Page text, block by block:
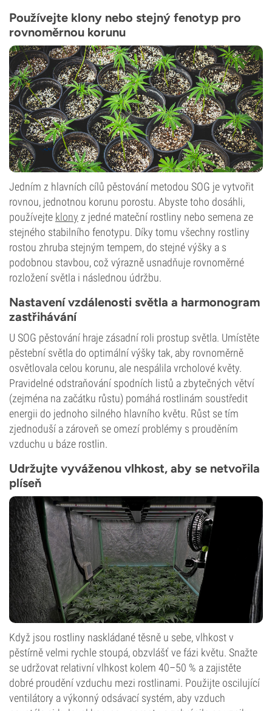
Používejte klony nebo stejný fenotyp pro
rovnoměrnou korunu
Jedním z hlavních cílů pěstování metodou SOG je vytvořit
rovnou, jednotnou korunu porostu. Abyste toho dosáhli,
používejte klony z jedné mateční rostliny nebo semena ze
stejného stabilního fenotypu. Díky tomu všechny rostliny
rostou zhruba stejným tempem, do stejné výšky a s
podobnou stavbou, což výrazně usnadňuje rovnoměrné
rozložení světla i následnou údržbu.
Nastavení vzdálenosti světla a harmonogram
zastřihávání
U SOG pěstování hraje zásadní roli prostup světla. Umístěte
pěstební světla do optimální výšky tak, aby rovnoměrně
osvětlovala celou korunu, ale nespálila vrcholové květy.
Pravidelné odstraňování spodních listů a zbytečných větví
(zejména na začátku růstu) pomáhá rostlinám soustředit
energii do jednoho silného hlavního květu. Růst se tím
zjednoduší a zároveň se omezí problémy s prouděním
vzduchu u báze rostlin.
Udržujte vyváženou vlhkost, aby se netvořila
plíseň
Když jsou rostliny naskládané těsně u sebe, vlhkost v
pěstírně velmi rychle stoupá, obzvlášť ve fázi květu. Snažte
se udržovat relativní vlhkost kolem 40–50 % a zajistěte
dobré proudění vzduchu mezi rostlinami. Použijte oscilující
ventilátory a výkonný odsávací systém, aby vzduch